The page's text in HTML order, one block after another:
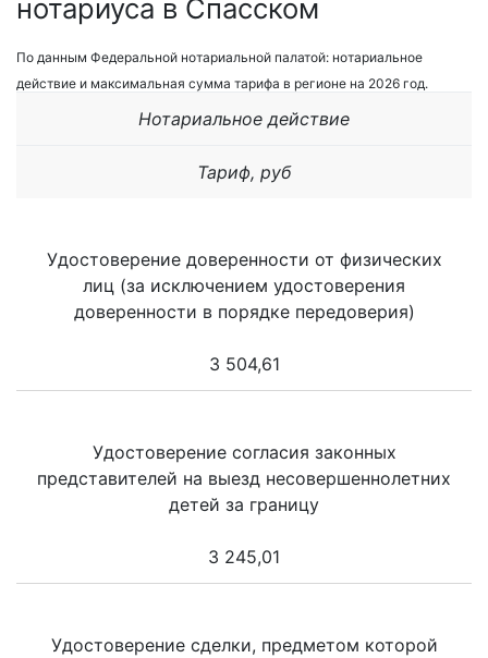
нотариуса в Спасском
По данным Федеральной нотариальной палатой: нотариальное
действие и максимальная сумма тарифа в регионе на 2026 год.
Нотариальное действие
Тариф, руб
Удостоверение доверенности от физических
лиц (за исключением удостоверения
доверенности в порядке передоверия)
3 504,61
Удостоверение согласия законных
представителей на выезд несовершеннолетних
детей за границу
3 245,01
Удостоверение сделки, предметом которой